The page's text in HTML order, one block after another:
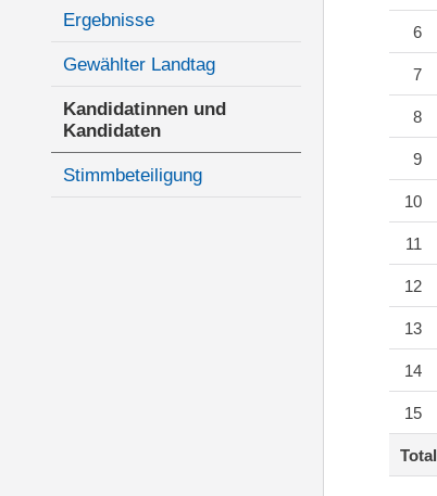
Ergebnisse
Gewählter Landtag
Kandidatinnen und
Kandidaten
Stimmbeteiligung
6
7
8
9
10
11
12
13
14
15